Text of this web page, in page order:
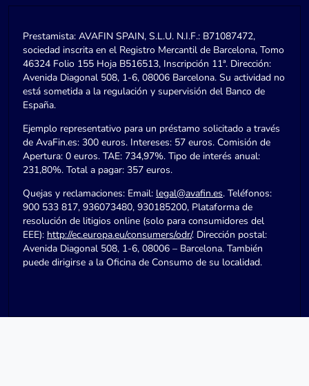
Prestamista: AVAFIN SPAIN, S.L.U. N.I.F.: B71087472,
sociedad inscrita en el Registro Mercantil de Barcelona, Tomo
46324 Folio 155 Hoja B516513, Inscripción 11ª. Dirección:
Avenida Diagonal 508, 1-6, 08006 Barcelona. Su actividad no
está sometida a la regulación y supervisión del Banco de
España.
Ejemplo representativo para un préstamo solicitado a través
de AvaFin.es: 300 euros. Intereses: 57 euros. Comisión de
Apertura: 0 euros. TAE: 734,97%. Tipo de interés anual:
231,80%. Total a pagar: 357 euros.
Quejas y reclamaciones: Email: legal@avafin.es. Teléfonos:
900 533 817, 936073480, 930185200, Plataforma de
resolución de litigios online (solo para consumidores del
EEE): http://ec.europa.eu/consumers/odr/. Dirección postal:
Avenida Diagonal 508, 1-6, 08006 – Barcelona. También
puede dirigirse a la Oficina de Consumo de su localidad.